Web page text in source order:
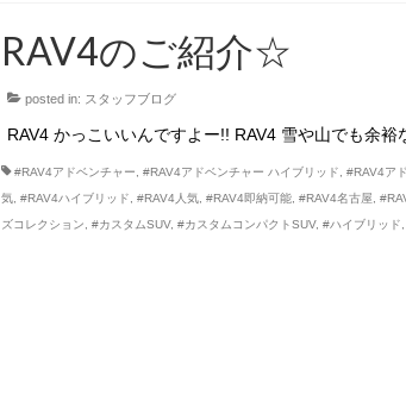
RAV4のご紹介☆
posted in: スタッフブログ
RAV4 かっこいいんですよー!! RAV4 雪や山でも余
#RAV4アドベンチャー ,#RAV4アドベンチャー ハイブリッド ,#RAV4ア
気 ,#RAV4ハイブリッド ,#RAV4人気 ,#RAV4即納可能 ,#RAV4名古屋 ,
ズコレクション
,#カスタムSUV,#カスタムコンパクトSUV,#ハイブリッド